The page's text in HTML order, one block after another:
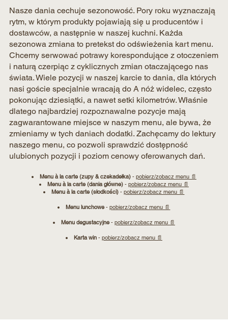
Nasze dania cechuje sezonowość. Pory roku wyznaczają
rytm, w którym produkty pojawiają się u producentów i
dostawców, a następnie w naszej kuchni. Każda
sezonowa zmiana to pretekst do odświeżenia kart menu.
Chcemy serwować potrawy korespondujące z otoczeniem
i naturą czerpiąc z cyklicznych zmian otaczającego nas
świata. Wiele pozycji w naszej karcie to dania, dla których
nasi goście specjalnie wracają do A nóż widelec, często
pokonując dziesiątki, a nawet setki kilometrów. Właśnie
dlatego najbardziej rozpoznawalne pozycje mają
zagwarantowane miejsce w naszym menu, ale bywa, że
zmieniamy w tych daniach dodatki. Zachęcamy do lektury
naszego menu, co pozwoli sprawdzić dostępność
ulubionych pozycji i poziom cenowy oferowanych dań.
Menu à la carte (zupy & czekadełka) - pobierz/zobacz menu 📄
Menu à la carte (dania główne) - pobierz/zobacz menu 📄
Menu à la carte (słodkości)-pobierz/zobacz menu 📄
Menu lunchowe-pobierz/zobacz menu 📄
Menu degustacyjne - pobierz/zobacz menu 📄
Karta win - pobierz/zobacz menu 📄